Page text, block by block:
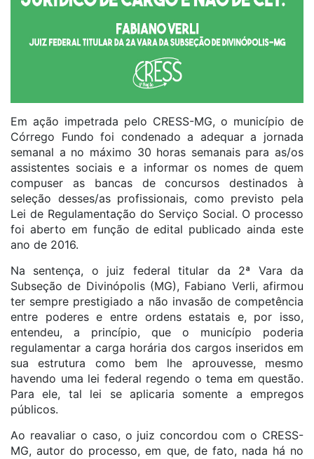
Em ação impetrada pelo CRESS-MG, o município de
Córrego Fundo foi condenado a adequar a jornada
semanal a no máximo 30 horas semanais para as/os
assistentes sociais e a informar os nomes de quem
compuser as bancas de concursos destinados à
seleção desses/as profissionais, como previsto pela
Lei de Regulamentação do Serviço Social. O processo
foi aberto em função de edital publicado ainda este
ano de 2016.
Na sentença, o juiz federal titular da 2ª Vara da
Subseção de Divinópolis (MG), Fabiano Verli, afirmou
ter sempre prestigiado a não invasão de competência
entre poderes e entre ordens estatais e, por isso,
entendeu, a princípio, que o município poderia
regulamentar a carga horária dos cargos inseridos em
sua estrutura como bem lhe aprouvesse, mesmo
havendo uma lei federal regendo o tema em questão.
Para ele, tal lei se aplicaria somente a empregos
públicos.
Ao reavaliar o caso, o juiz concordou com o CRESS-
MG, autor do processo, em que, de fato, nada há no